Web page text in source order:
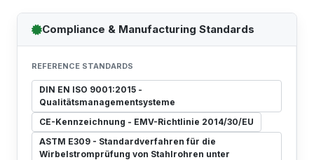
Compliance & Manufacturing Standards
REFERENCE STANDARDS
DIN EN ISO 9001:2015 -
Qualitätsmanagementsysteme
CE-Kennzeichnung - EMV-Richtlinie 2014/30/EU
ASTM E309 - Standardverfahren für die
Wirbelstromprüfung von Stahlrohren unter